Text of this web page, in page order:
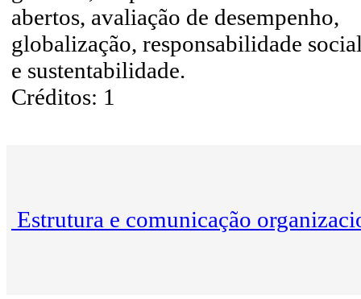
abertos, avaliação de desempenho,
globalização, responsabilidade
e sustentabilidade.
Créditos: 1
Estrutura e comunicação